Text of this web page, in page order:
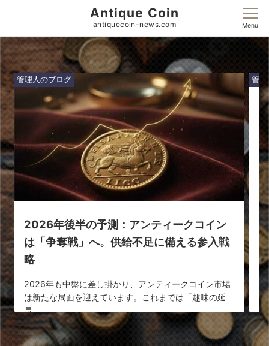
Antique Coin
antiquecoin-news.com Menu
ティークコイン
に備える参入戦
ンティークコイン市場
れまでは「趣味の延
管理人のブログ
2026年、今仕込むべき「モ
戦略。エリザベス2世生誕100
「アンティークコイン投資」といって
の古銭だけが対象ではありません。